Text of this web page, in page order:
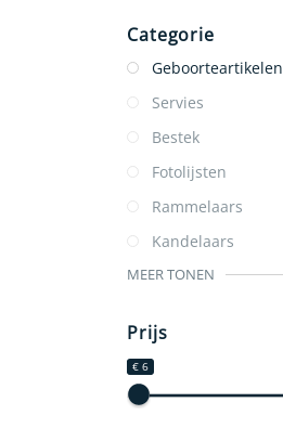
Categorie
Geboorteartikelen
Servies
Bestek
Fotolijsten
Rammelaars
Kandelaars
MEER TONEN
Prijs
€ 6